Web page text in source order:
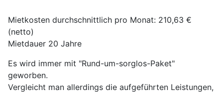
Mietkosten durchschnittlich pro Monat: 210,63 €
(netto)
Mietdauer 20 Jahre
Es wird immer mit "Rund-um-sorglos-Paket"
geworben.
Vergleicht man allerdings die aufgeführten Leistungen,